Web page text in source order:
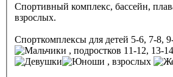
Спортивный комплекс, бассейн,
взрослых.
Спорткомплексы для детей 5-6, 7-8,
, подростков 11-12, 13-
, взрослых